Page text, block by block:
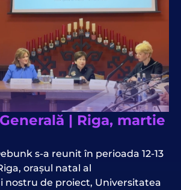
| Riga, martie
s-a reunit în perioada 12-13
orașul natal al
nostru de proiect, Universitatea